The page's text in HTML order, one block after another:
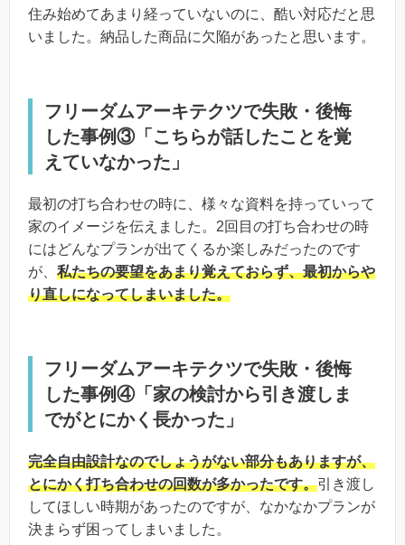
住み始めてあまり経っていないのに、酷い対応だと思
いました。納品した商品に欠陥があったと思います。
フリーダムアーキテクツで失敗・後悔
した事例③「こちらが話したことを覚
えていなかった」
最初の打ち合わせの時に、様々な資料を持っていって
家のイメージを伝えました。2回目の打ち合わせの時
にはどんなプランが出てくるか楽しみだったのです
が、 私たちの要望をあまり覚えておらず、最初からや
り直しになってしまいました。
フリーダムアーキテクツで失敗・後悔
した事例④「家の検討から引き渡しま
でがとにかく長かった」
完全自由設計なのでしょうがない部分もありますが、
とにかく打ち合わせの回数が多かったです。引き渡し
してほしい時期があったのですが、なかなかプランが
決まらず困ってしまいました。